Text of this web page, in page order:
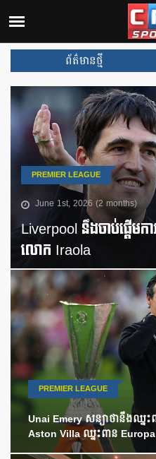
ព័ត៌មានថ្មីLiverpool នឹងចា
PREMIER LEAGUE
June 1st, 2026 (2 months)
Liverpool នឹងចាប់ផ្តើមកា
លោក Iraola
PREMIER LEAGUE
Unai Emery សន្យាថានឹងឈ្នះព
Aston Villa ឈ្នះពាន